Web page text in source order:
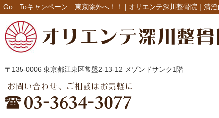
Go Toキャンペーン 東京除外へ！！ | オリエンテ深川整骨院｜清
〒135-0006 東京都江東区常盤2-13-12 メゾンドサンク1階